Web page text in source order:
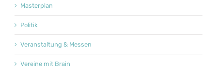
Masterplan
Politik
Veranstaltung & Messen
Vereine mit Brain